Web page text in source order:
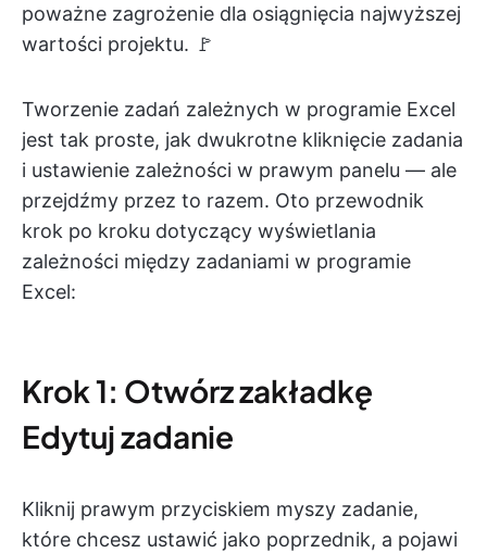
poważne zagrożenie dla osiągnięcia najwyższej
wartości projektu. 🚩
Tworzenie zadań zależnych w programie Excel
jest tak proste, jak dwukrotne kliknięcie zadania
i ustawienie zależności w prawym panelu — ale
przejdźmy przez to razem. Oto przewodnik
krok po kroku dotyczący wyświetlania
zależności między zadaniami w programie
Excel:
Krok 1: Otwórz zakładkę
Edytuj zadanie
Kliknij prawym przyciskiem myszy zadanie,
które chcesz ustawić jako poprzednik, a pojawi